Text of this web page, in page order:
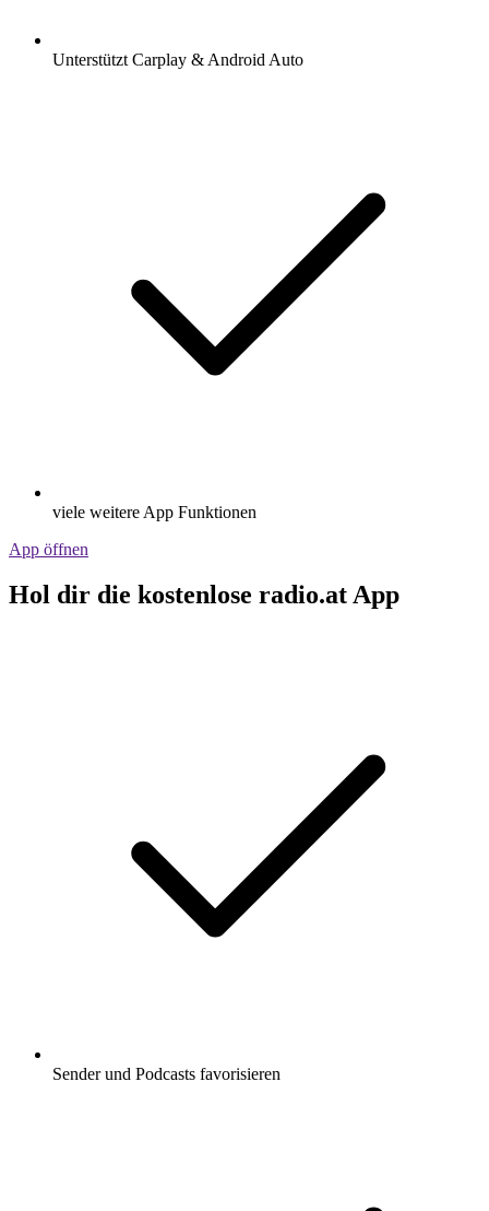
Unterstützt Carplay & Android Auto
viele weitere App Funktionen
App öffnen
Hol dir die kostenlose radio.at App
Sender und Podcasts favorisieren